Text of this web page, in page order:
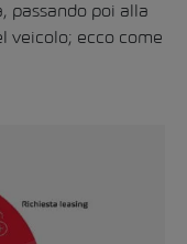
passando poi alla
veicolo; ecco come